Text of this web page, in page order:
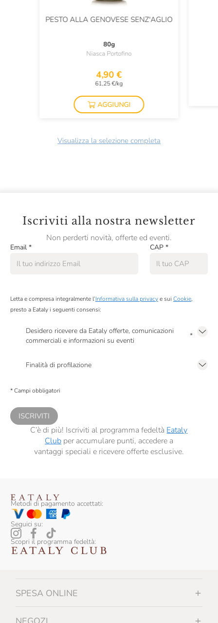
PESTO ALLA GENOVESE SENZ'AGLIO
80g
Niasca Portofino
4,90 €
61,25 €/kg
AGGIUNGI
Visualizza la selezione completa
Iscriviti alla nostra newsletter
Non perderti novità, offerte ed eventi.
Email * CAP *
Letta e compresa integralmente l’Informativa sulla privacye sui Cookie,
presto a Eataly i seguenti consensi:
Desidero ricevere da Eataly offerte, comunicazioni
commerciali e informazioni su eventi
*
Finalità di profilazione
comunicazioni commerciali personalizzate, in caso di consenso prestato ai
* Campi obbligatori
ISCRIVITI
C’è di più! Iscriviti al programma fedeltà Eataly
Clubper accumulare punti, accedere a
vantaggi speciali e ricevere offerte esclusive.
Metodi di pagamento accettati:
Seguici su:
Scopri il programma fedeltà:
SPESA ONLINE